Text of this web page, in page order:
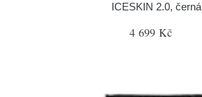
ICESKIN 2.0, černá
4 699 Kč